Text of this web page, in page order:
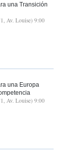
una Transición
Av. Louise) 9:00
una Europa
Av. Louise) 9:00